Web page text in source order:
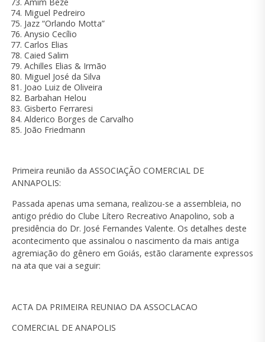
Miguel Pedreiro
Jazz “Orlando Motta”
Anysio Cecílio
Carlos Elias
Caied Salim
Achilles Elias & Irmão
Miguel José da Silva
Joao Luiz de Oliveira
Barbahan Helou
Gisberto Ferraresi
Alderico Borges de Carvalho
João Friedmann
Primeira reunião da ASSOCIAÇÃO COMERCIAL DE
ANNAPOLIS:
Passada apenas uma semana, realizou-se a assembleia, no
antigo prédio do Clube Lítero Recreativo Anapolino, sob a
presidência do Dr. José Fernandes Valente. Os detalhes deste
acontecimento que assinalou o nascimento da mais antiga
agremiação do gênero em Goiás, estão claramente expressos
na ata que vai a seguir:
ACTA DA PRIMEIRA REUNIAO DA ASSOCLACAO
COMERCIAL DE ANAPOLIS